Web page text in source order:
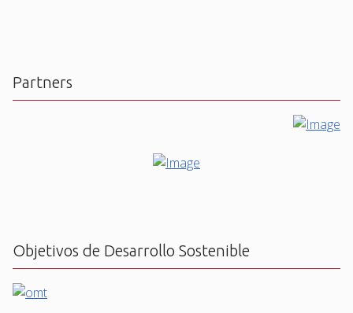
Partners
Objetivos de Desarrollo Sostenible